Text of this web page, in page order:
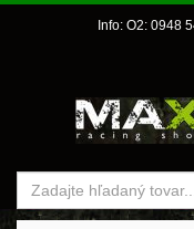
Info: O2: 0948